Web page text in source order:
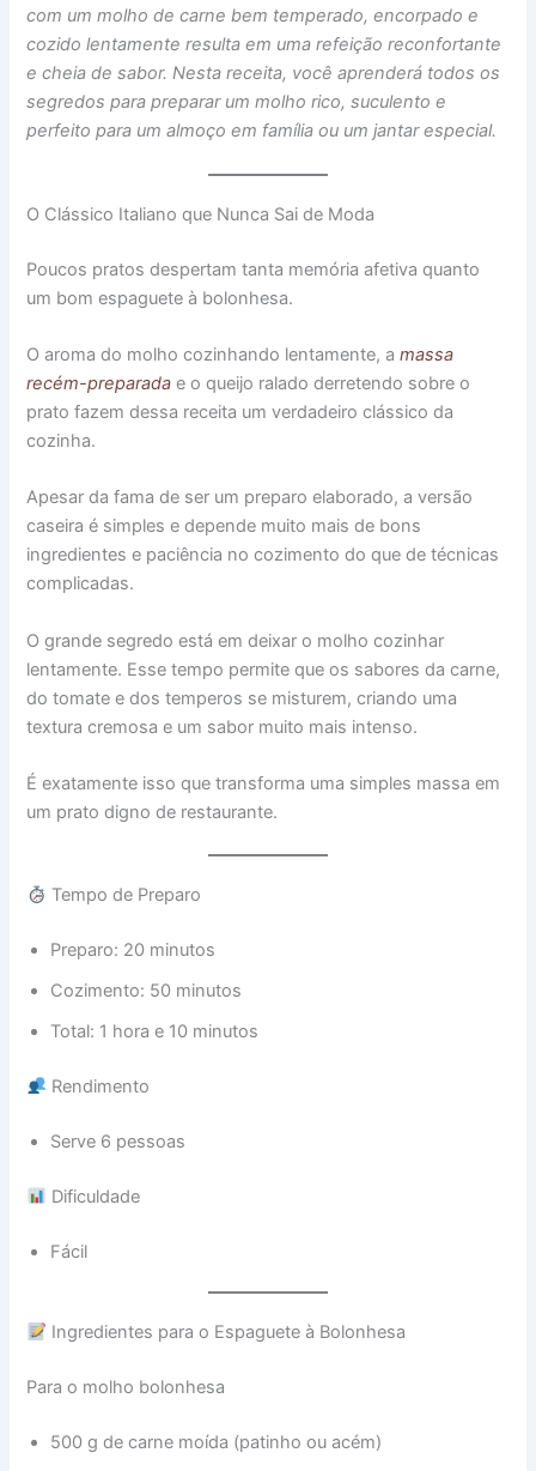
com um molho de carne bem temperado, encorpado e
cozido lentamente resulta em uma refeição reconfortante
e cheia de sabor. Nesta receita, você aprenderá todos os
segredos para preparar um molho rico, suculento e
perfeito para um almoço em família ou um jantar especial.
O Clássico Italiano que Nunca Sai de Moda
Poucos pratos despertam tanta memória afetiva quanto
um bom espaguete à bolonhesa.
O aroma do molho cozinhando lentamente, amassa
recém-preparada e o queijo ralado derretendo sobre o
prato fazem dessa receita um verdadeiro clássico da
cozinha.
Apesar da fama de ser um preparo elaborado, a versão
caseira é simples e depende muito mais de bons
ingredientes e paciência no cozimento do que de técnicas
complicadas.
O grande segredo está em deixar o molho cozinhar
lentamente. Esse tempo permite que os sabores da carne,
do tomate e dos temperos se misturem, criando uma
textura cremosa e um sabor muito mais intenso.
É exatamente isso que transforma uma simples massa em
um prato digno de restaurante.
Tempo de Preparo
Preparo: 20 minutos
Cozimento: 50 minutos
Total: 1 hora e 10 minutos
Rendimento
Serve 6 pessoas
Dificuldade
Fácil
Ingredientes para o Espaguete à Bolonhesa
Para o molho bolonhesa
500 g de carne moída (patinho ou acém)